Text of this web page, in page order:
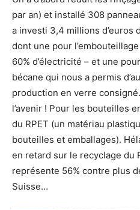
par an) et installé 308
a investi 3,4 millions d’euros
dont une pour
60% d’électricité – et une
bécane qui nous a permis
production en verre
l’avenir ! Pour les bouteilles
du RPET (un matériau
bouteilles et emballages).
en retard sur le recyclage du
représente 56% contre plus
Suisse…